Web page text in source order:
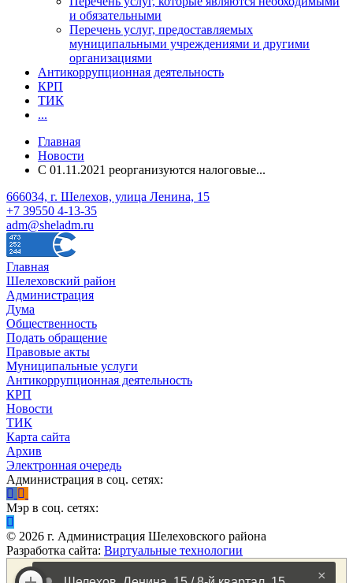
и обязательными
Перечень услуг, предоставляемых
муниципальными учреждениями и другими
организациями
Антикоррупционная деятельность
КРП
ТИК
...
Главная
Новости
С 01.11.2021 реорганизуются налоговые...
666034, г. Шелехов, улица Ленина, 15
+7 39550 4-13-35
adm@sheladm.ru
Главная
Шелеховский район
Администрация
Дума
Общественность
Подать обращение
Правовые акты
Муниципальные услуги
Антикоррупционная деятельность
КРП
Новости
ТИК
Карта сайта
Архив
Электронная очередь
Администрация в соц. сетях:
Мэр в соц. сетях:
© 2026 г. Администрация Шелеховского района
Разработка сайта: Виртуальные технологии